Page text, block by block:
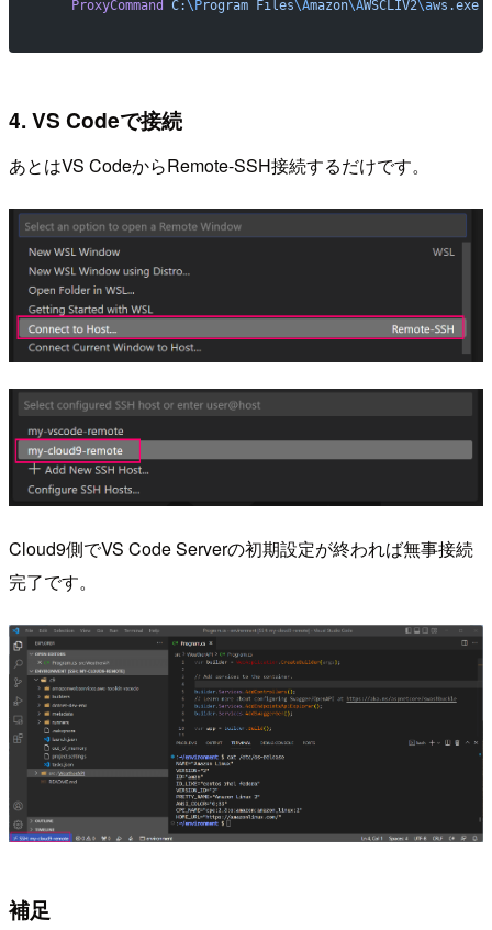
    ProxyCommand
C:\Program Files\Amazon\AWSCLIV2\aws.exe
4. VS Codeで接続
あとはVS CodeからRemote-SSH接続するだけです。
Cloud9側でVS Code Serverの初期設定が終われば無事接続
完了です。
補足